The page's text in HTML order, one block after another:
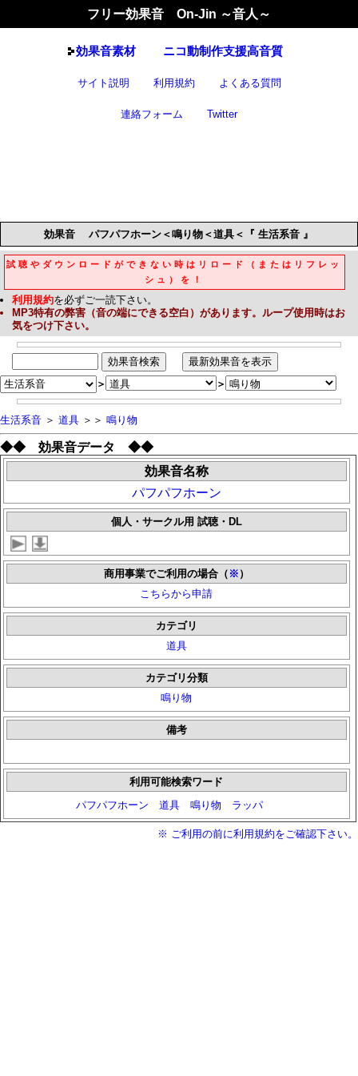
フリー効果音 On-Jin ～音人～
効果音素材 ニコ動制作支援高音質
サイト説明 利用規約 よくある質問
連絡フォーム Twitter
効果音 パフパフホーン＜鳴り物＜道具＜『 生活系音 』
試聴やダウンロードができない時はリロード（またはリフレッ
シュ）を！
利用規約を必ずご一読下さい。
MP3特有の弊害（音の端にできる空白）があります。ループ使用時はお
気をつけ下さい。
＞ ＞
生活系音 ＞ 道具 ＞＞ 鳴り物
◆◆ 効果音データ ◆◆
効果音名称
パフパフホーン
個人・サークル用 試聴・DL
商用事業でご利用の場合（ ※ ）
こちらから申請
カテゴリ
道具
カテゴリ分類
鳴り物
備考
利用可能検索ワード
パフパフホーン
道具 鳴り物 ラッパ
※ ご利用の前に利用規約をご確認下さい。